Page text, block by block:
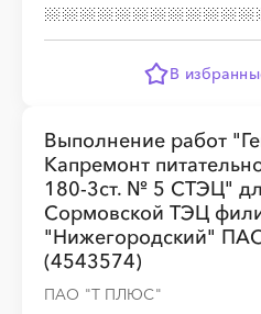
В
Выполнение работ
Капремонт
180-3ст. № 5 СТЭЦ"
Сормовской ТЭЦ
"Нижегородский"
(4543574)
ПАО "Т ПЛЮС"
░
░